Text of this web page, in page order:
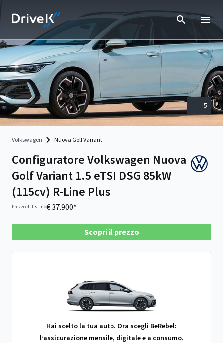
5
Volkswagen Nuova Golf Variant
Configuratore Volkswagen Nuova
Golf Variant 1.5 eTSI DSG 85kW
(115cv) R-Line Plus
Prezzo di listino€ 37.900*
Scopri il prezzo
Hai scelto la tua auto. Ora scegli BeRebel:
l’assicurazione mensile, digitale e a consumo.